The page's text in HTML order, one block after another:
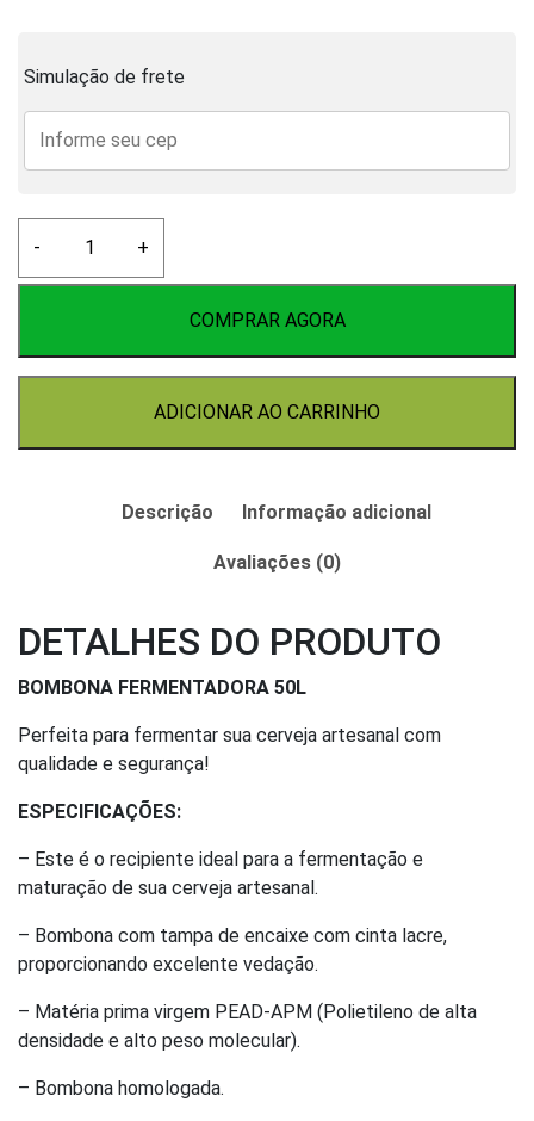
Simulação de frete
-
fermentadora
50lts
+
COMPRAR AGORA
ADICIONAR AO CARRINHO
Descrição Informação adicional
Avaliações (0)
DETALHES DO PRODUTO
BOMBONA FERMENTADORA 50L
Perfeita para fermentar sua cerveja artesanal com
qualidade e segurança!
ESPECIFICAÇÕES:
– Este é o recipiente ideal para a fermentação e
maturação de sua cerveja artesanal.
– Bombona com tampa de encaixe com cinta lacre,
proporcionando excelente vedação.
– Matéria prima virgem PEAD-APM (Polietileno de alta
densidade e alto peso molecular).
– Bombona homologada.